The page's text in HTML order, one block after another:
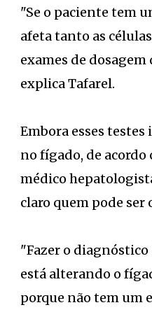
"Se o paciente tem
afeta tanto as
exames de dosagem
explica Tafarel.
Embora esses
no fígado, de acordo
médico
claro quem pode ser
"Fazer o
está alterando o
porque não tem um